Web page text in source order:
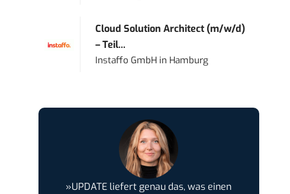
Cloud Solution Architect (m/w/d)
– Teil...
Instaffo GmbH in Hamburg
»UPDATE liefert genau das, was einen